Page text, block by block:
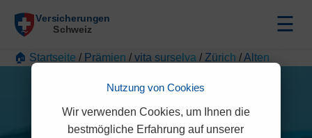
☰
🏠 Startseite / Prämien / vita surselva / Zürich /Alten
Nutzung von Cookies
Wir verwenden Cookies, um Ihnen die
bestmögliche Erfahrung auf unserer